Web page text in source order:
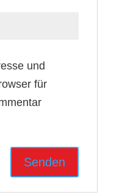
und
für